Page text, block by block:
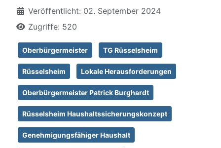
Veröffentlicht: 02. September 2024
Zugriffe: 520
Oberbürgermeister TG Rüsselsheim
Rüsselsheim Lokale Herausforderungen
Oberbürgermeister Patrick Burghardt
Rüsselsheim Haushaltssicherungskonzept
Genehmigungsfähiger Haushalt